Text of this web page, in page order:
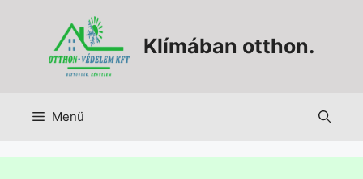
Klímában otthon.
Menü